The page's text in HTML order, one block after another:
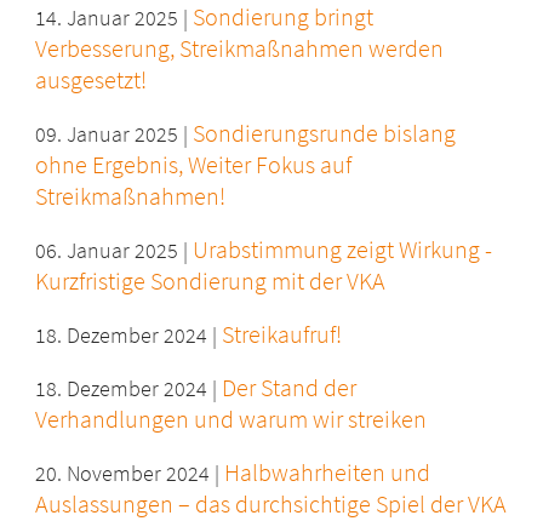
14. Januar 2025 | Sondierung bringt
Verbesserung, Streikmaßnahmen werden
ausgesetzt!
09. Januar 2025 | Sondierungsrunde bislang
ohne Ergebnis, Weiter Fokus auf
Streikmaßnahmen!
06. Januar 2025 | Urabstimmung zeigt Wirkung -
Kurzfristige Sondierung mit der VKA
18. Dezember 2024 | Streikaufruf!
18. Dezember 2024 | Der Stand der
Verhandlungen und warum wir streiken
20. November 2024 | Halbwahrheiten und
Auslassungen – das durchsichtige Spiel der VKA